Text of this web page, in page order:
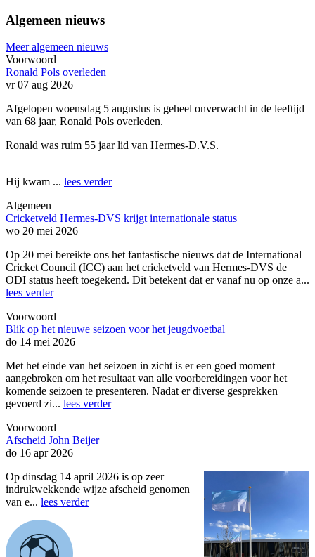
Algemeen nieuws
Meer algemeen nieuws
Voorwoord
Ronald Pols overleden
vr 07 aug 2026
Afgelopen woensdag 5 augustus is geheel onverwacht in de leeftijd
van 68 jaar, Ronald Pols overleden.
Ronald was ruim 55 jaar lid van Hermes-D.V.S.
Hij kwam ... lees verder
Algemeen
Cricketveld Hermes-DVS krijgt internationale status
wo 20 mei 2026
Op 20 mei bereikte ons het fantastische nieuws dat de International
Cricket Council (ICC) aan het cricketveld van Hermes-DVS de
ODI status heeft toegekend. Dit betekent dat er vanaf nu op onze a...
lees verder
Voorwoord
Blik op het nieuwe seizoen voor het jeugdvoetbal
do 14 mei 2026
Met het einde van het seizoen in zicht is er een goed moment
aangebroken om het resultaat van alle voorbereidingen voor het
komende seizoen te presenteren. Nadat er diverse gesprekken
gevoerd zi... lees verder
Voorwoord
Afscheid John Beijer
do 16 apr 2026
Op dinsdag 14 april 2026 is op zeer
indrukwekkende wijze afscheid genomen
van e... lees verder